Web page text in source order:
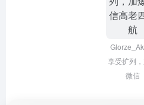
享受扩列
微信